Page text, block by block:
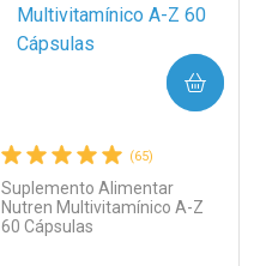
Ativar Desconto
Comprar sem Desconto
(65)
Suplemento Alimentar
Nutren Multivitamínico A-Z
60 Cápsulas
COMPRAR